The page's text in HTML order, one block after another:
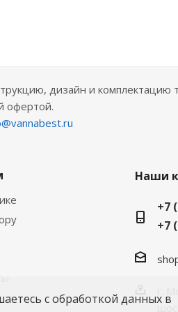
дизайн и комплектацию
офертой.
Наши
+7
+7
г.
с обработкой данных в